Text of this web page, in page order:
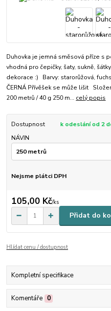
Duhovka je jemná směsová příze s
vhodná pro čepičky, šaty, sukně,
dekorace :) Barvy: starorůžová,
ČERNÁ Přívěšek se může lišit
200 metrů / 40 g 250 m... celý popis
Dostupnost
k odeslání od 2
NÁVIN
Nejsme plátci DPH
105,00 Kč/ks
Přidat do
Hlídat cenu / dostupnost
Kompletní specifikace
Komentáře 0